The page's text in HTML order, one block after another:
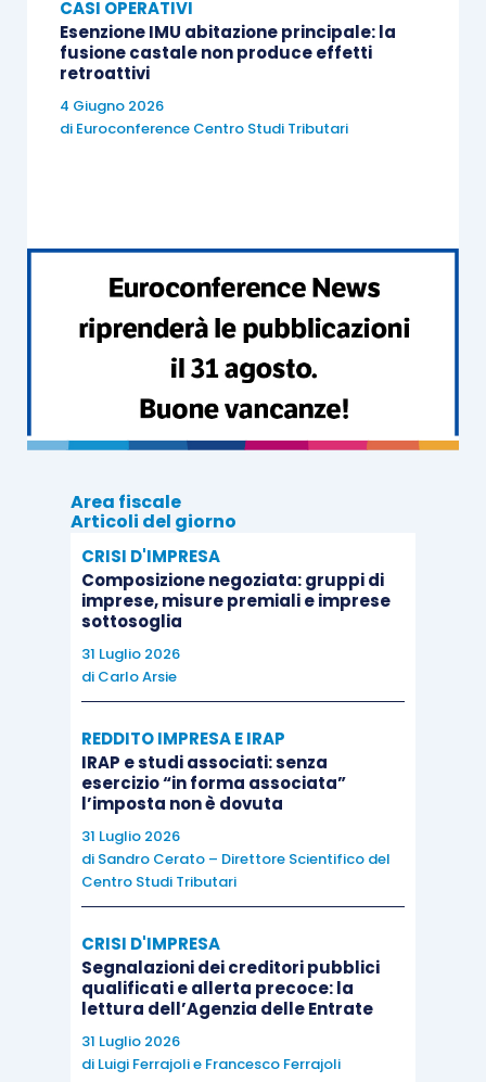
CASI OPERATIVI
Esenzione IMU abitazione principale: la
fusione castale non produce effetti
retroattivi
4 Giugno 2026
di Euroconference Centro Studi Tributari
Area fiscale
Articoli del giorno
CRISI D'IMPRESA
Composizione negoziata: gruppi di
imprese, misure premiali e imprese
sottosoglia
31 Luglio 2026
di Carlo Arsie
REDDITO IMPRESA E IRAP
IRAP e studi associati: senza
esercizio “in forma associata”
l’imposta non è dovuta
31 Luglio 2026
di Sandro Cerato – Direttore Scientifico del
Centro Studi Tributari
CRISI D'IMPRESA
Segnalazioni dei creditori pubblici
qualificati e allerta precoce: la
lettura dell’Agenzia delle Entrate
31 Luglio 2026
di Luigi Ferrajolie Francesco Ferrajoli